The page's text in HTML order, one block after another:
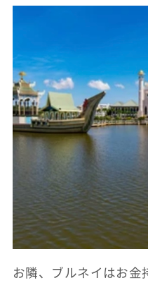
お隣、ブルネイはお